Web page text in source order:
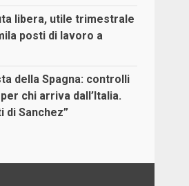
libera, utile trimestrale
posti di lavoro a
della Spagna: controlli
chi arriva dall’Italia.
di Sanchez”